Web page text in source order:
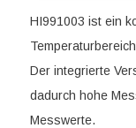
HI991003 ist ein
Der integrierte
dadurch hohe
Messwerte.